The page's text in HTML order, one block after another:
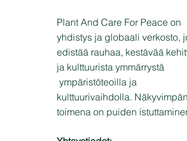
Plant And Care For Peace on
yhdistys ja globaali verkosto,
edistää rauhaa, kestävää
ja kulttuurista ymmärrystä
ympäristöteoilla ja
kulttuurivaihdolla.
toimena on puiden